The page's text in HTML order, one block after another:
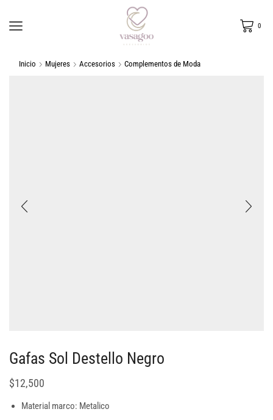
0
Inicio Mujeres Accesorios Complementos de Moda
Gafas Sol Destello Negro
$12,500
Material marco: Metalico